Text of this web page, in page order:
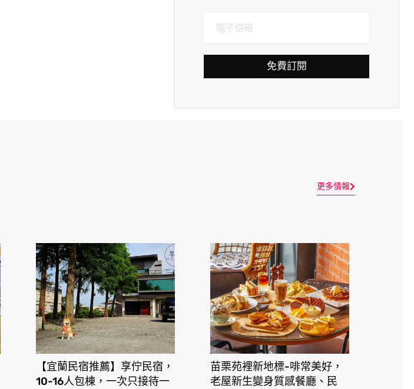
免費訂閱
更多情報
【宜蘭民宿推薦】享佇民宿，
10-16人包棟，一次只接待一
苗栗苑裡新地標-啡常美好，
老屋新生變身質感餐廳、民